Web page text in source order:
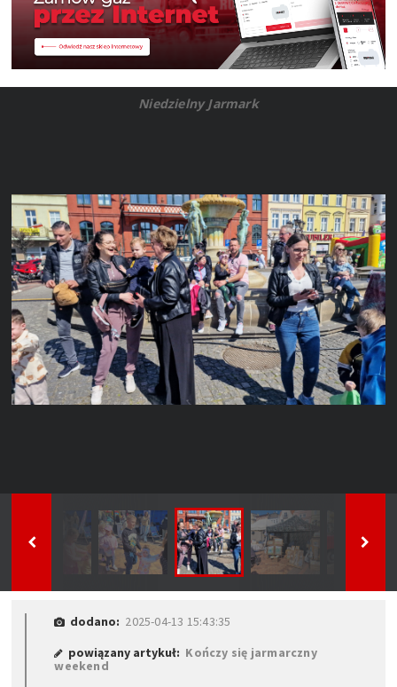
Niedzielny Jarmark
dodano: 2025-04-13 15:43:35
powiązany artykuł: Kończy się jarmarczny
weekend